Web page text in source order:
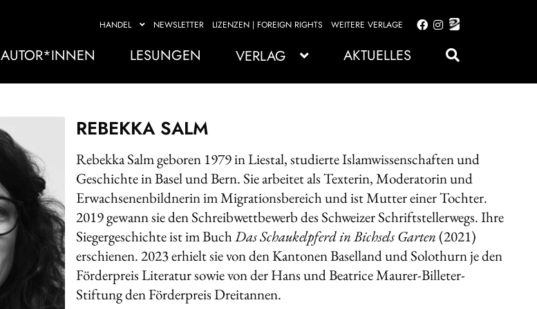
HANDEL NEWSLETTER LIZENZEN | FOREIGN RIGHTS WEITERE VERLAGE
Zur
springen
Zum
springen
AUTOR*INNEN LESUNGEN VERLAG AKTUELLES
REBEKKA SALM
Rebekka Salm geboren 1979 in Liestal, studierte Islamwissenschaften und
Geschichte in Basel und Bern. Sie arbeitet als Texterin, Moderatorin und
Erwachsenenbildnerin im Migrationsbereich und ist Mutter einer Tochter.
2019 gewann sie den Schreibwettbewerb des Schweizer Schriftstellerwegs. Ihre
Siegergeschichte ist im BuchDas Schaukelpferd in Bichsels Garten(2021)
erschienen. 2023 erhielt sie von den Kantonen Baselland und Solothurn je den
Förderpreis Literatur sowie von der Hans und Beatrice Maurer-Billeter-
Stiftung den Förderpreis Dreitannen.